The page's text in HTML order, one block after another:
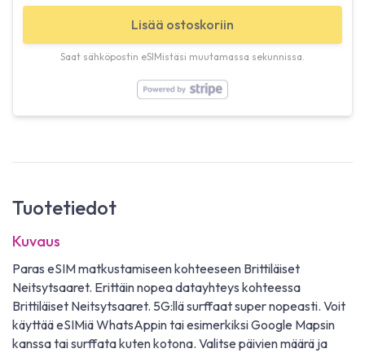
Lisää ostoskoriin
Saat sähköpostin eSIMistäsi muutamassa sekunnissa.
Tuotetiedot
Kuvaus
Paras eSIM matkustamiseen kohteeseen Brittiläiset
Neitsytsaaret. Erittäin nopea datayhteys kohteessa
Brittiläiset Neitsytsaaret. 5G:llä surffaat super nopeasti. Voit
käyttää eSIMiä WhatsAppin tai esimerkiksi Google Mapsin
kanssa tai surffata kuten kotona. Valitse päivien määrä ja